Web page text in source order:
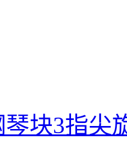
琴块3指尖